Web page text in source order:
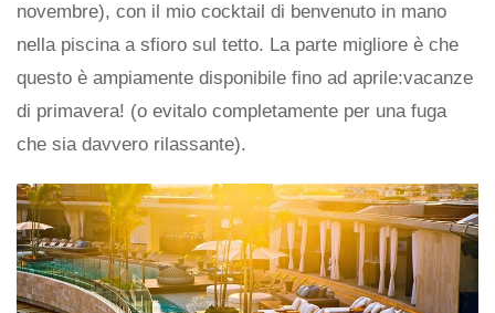
novembre), con il mio cocktail di benvenuto in mano
nella piscina a sfioro sul tetto. La parte migliore è che
questo è ampiamente disponibile fino ad aprile:vacanze
di primavera! (o evitalo completamente per una fuga
che sia davvero rilassante).